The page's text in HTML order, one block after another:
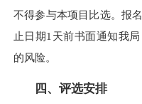
不得参与本项目比选。报
止日期1天前书面通知我
的风险。
四、评选安排